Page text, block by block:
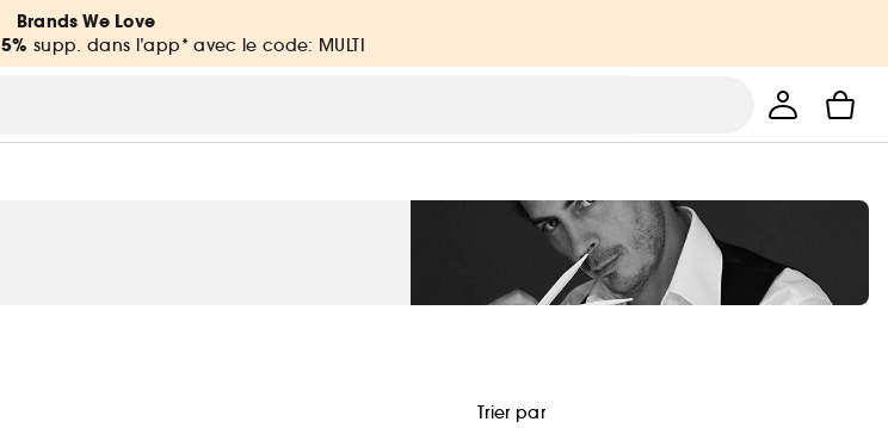
Brands We Love
5% supp. dans l’app* avec le code: MULTI
Trier par